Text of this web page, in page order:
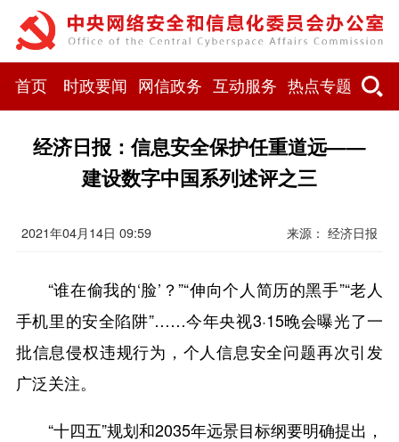
首页 时政要闻 网信政务 互动服务 热点专题
经济日报：信息安全保护任重道远——
建设数字中国系列述评之三
2021年04月14日 09:59 来源： 经济日报
“谁在偷我的‘脸’？”“伸向个人简历的黑手”“老人
手机里的安全陷阱”……今年央视3·15晚会曝光了一
批信息侵权违规行为，个人信息安全问题再次引发
广泛关注。
“十四五”规划和2035年远景目标纲要明确提出，